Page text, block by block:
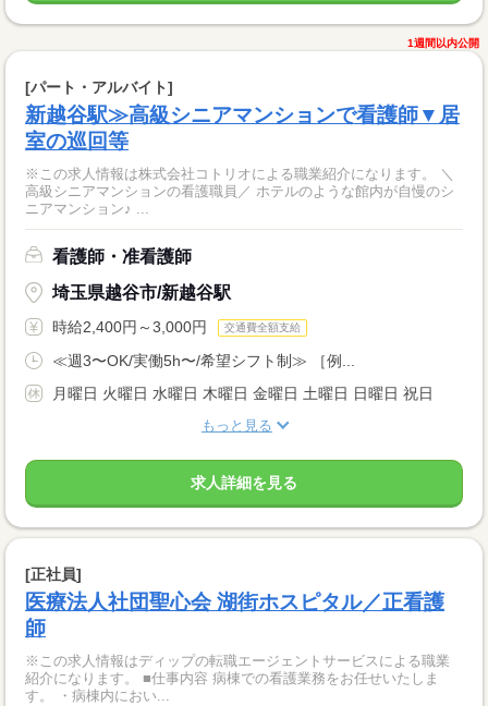
1週間以内公開
[パート・アルバイト]
新越谷駅≫高級シニアマンションで看護師▼居
室の巡回等
※この求人情報は株式会社コトリオによる職業紹介になります。 ＼
高級シニアマンションの看護職員／ ホテルのような館内が自慢のシ
ニアマンション♪ ...
看護師・准看護師
埼玉県越谷市/新越谷駅
時給2,400円～3,000円 交通費全額支給
≪週3〜OK/実働5h〜/希望シフト制≫ ［例...
月曜日 火曜日 水曜日 木曜日 金曜日 土曜日 日曜日 祝日
もっと見る
求人詳細を見る
[正社員]
医療法人社団聖心会 湖街ホスピタル／正看護
師
※この求人情報はディップの転職エージェントサービスによる職業
紹介になります。 ■仕事内容 病棟での看護業務をお任せいたしま
す。 ・病棟内におい...